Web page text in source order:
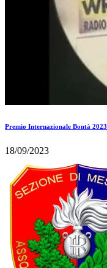
Premio Internazionale Bontà 2023
18/09/2023